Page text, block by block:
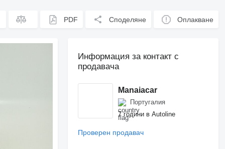
PDF Споделяне Оплакване
Информация за контакт с
продавача
Manaiacar
Португалия
7 години в Autoline
Проверен продавач